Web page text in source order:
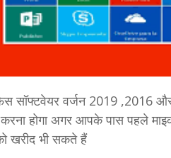
सॉफ्टवेयर वर्जन 2019
होगा अगर आपके पास पहले
खरीद भी सकते हैं